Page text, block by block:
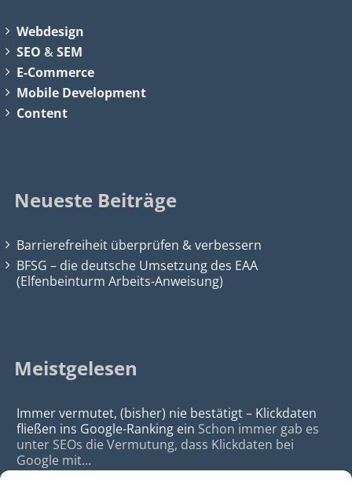
Webdesign
SEO &SEM
E-Commerce
Mobile Development
Content
Neueste Beiträge
Barrierefreiheit überprüfen & verbessern
BFSG – die deutsche Umsetzung des EAA
(Elfenbeinturm Arbeits-Anweisung)
Meistgelesen
Immer vermutet, (bisher) nie bestätigt – Klickdaten
fließen ins Google-Ranking ein Schon immer gab es
unter SEOs die Vermutung, dass Klickdaten bei
Google mit...